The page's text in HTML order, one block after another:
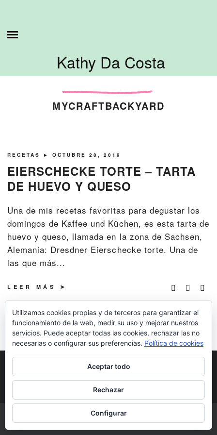
content
Kathy Da CostaTUTORIALES
MYCRAFTBACKYARD
RECETAS ► OCTUBRE 28, 2019
EIERSCHECKE TORTE – TARTA
DE HUEVO Y QUESO
Una de mis recetas favoritas para degustar los
domingos de Kaffee und Küchen, es esta tarta de
huevo y queso, llamada en la zona de Sachsen,
Alemania: Dresdner Eierschecke torte. Una de
las que más...
LEER MÁS
POLÍTICA DE COOKIES
DERECHOS DE AUTOR
COPYRIGHT © 2026 | ALL RIGHTS RESERVED |
THEME SHOP
Utilizamos cookies propias y de terceros para garantizar el
funcionamiento de la web, medir su uso y mejorar nuestros
servicios. Puede aceptar todas las cookies, rechazar las no
necesarias o configurar sus preferencias. Política de cookies
Aceptar todo
Rechazar
Configurar